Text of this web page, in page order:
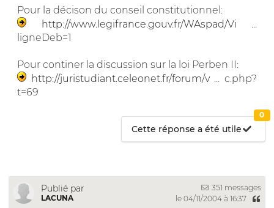
Pour la décison du conseil constitutionnel:
http://www.legifrance.gouv.fr/WAspad/Vi
ligneDeb=1
Pour continer la discussion sur la loi Perben II:
http://juristudiant.celeonet.fr/forum/v... c.php?
t=69
Cette réponse a été utile
0
Publié par
LACUNA
351 messages
le 04/11/2004 à 16:37